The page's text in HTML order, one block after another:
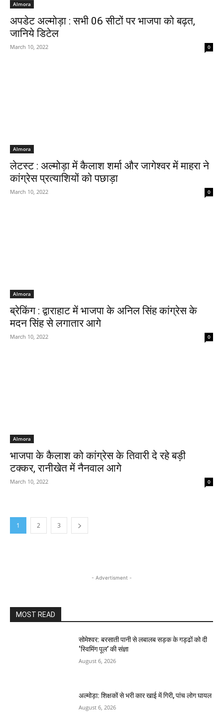
Almora
अपडेट अल्मोड़ा : सभी 06 सीटों पर भाजपा को बढ़त,
जानिये डिटेल
March 10, 2022 0
Almora
लेटस्ट : अल्मोड़ा में कैलाश शर्मा और जागेश्वर में माहरा ने
कांग्रेस प्रत्याशियों को पछाड़ा
March 10, 2022 0
Almora
ब्रेकिंग : द्वाराहाट में भाजपा के अनिल सिंह कांग्रेस के
मदन सिंह से लगातार आगे
March 10, 2022 0
Almora
भाजपा के कैलाश को कांग्रेस के तिवारी दे रहे बड़ी
टक्कर, रानीखेत में नैनवाल आगे
March 10, 2022 0
1 2 3
- Advertisment -
MOST READ
सोमेश्वर: बरसाती पानी से लबालब सड़क के गड्ढों को दी
‘स्विमिंग पूल’ की संज्ञा
August 6, 2026
अल्मोड़ा: शिक्षकों से भरी कार खाई में गिरी, पांच लोग घायल
August 6, 2026